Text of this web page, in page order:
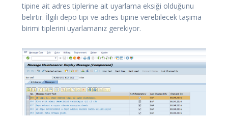
tipine ait adres tiplerine ait uyarlama eksiği olduğunu
belirtir. İlgili depo tipi ve adres tipine verebilecek taşıma
birimi tiplerini uyarlamanız gerekiyor.